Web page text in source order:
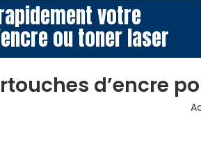
votre
ou toner laser
d’encre